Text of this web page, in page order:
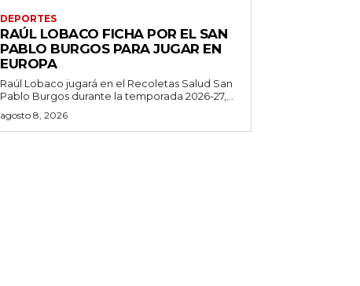
DEPORTES
RAÚL LOBACO FICHA POR EL SAN
PABLO BURGOS PARA JUGAR EN
EUROPA
Raúl Lobaco jugará en el Recoletas Salud San
Pablo Burgos durante la temporada 2026-27,...
agosto 8, 2026